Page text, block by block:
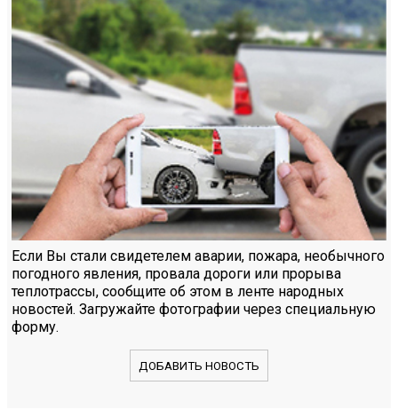
Если Вы стали свидетелем аварии, пожара, необычного
погодного явления, провала дороги или прорыва
теплотрассы, сообщите об этом в ленте народных
новостей. Загружайте фотографии через специальную
форму.
ДОБАВИТЬ НОВОСТЬ